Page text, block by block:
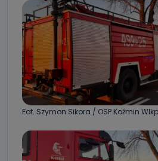
Fot. Szymon Sikora / OSP Koźmin